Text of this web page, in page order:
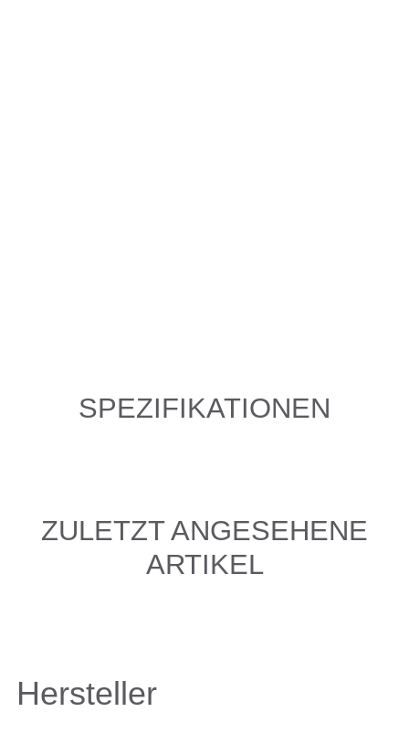
SPEZIFIKATIONEN
ZULETZT ANGESEHENE
ARTIKEL
Hersteller